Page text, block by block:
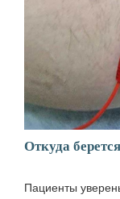
Откуда
Пациенты